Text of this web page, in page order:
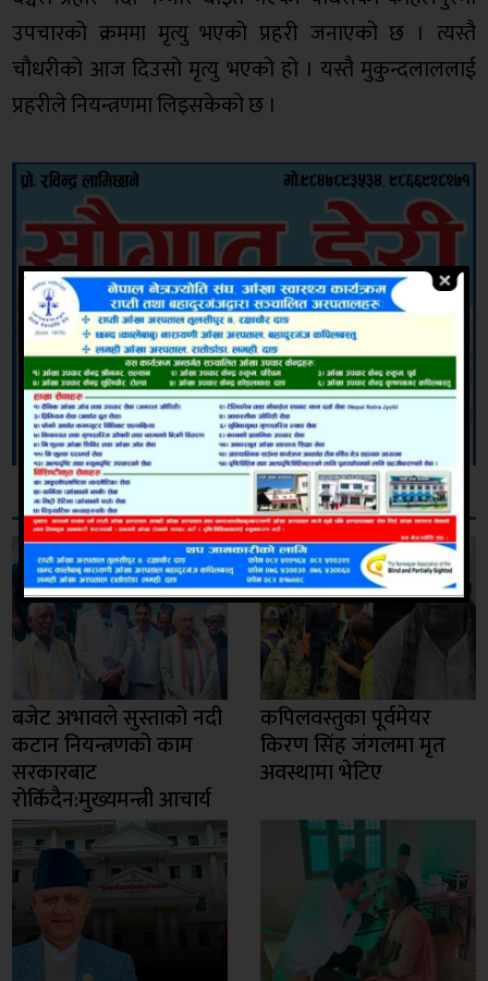
उपचारको क्रममा मृत्यु भएको प्रहरी जनाएको छ । त्यस्तै
चौधरीको आज दिउसो मृत्यु भएको हो । यस्तै मुकुन्दलाललाई
प्रहरीले नियन्त्रणमा लिइसकेको छ ।
सम्बन्धित
बजेट अभावले सुस्ताको नदी
कटान नियन्त्रणको काम
सरकारबाट
रोकिँदैन:मुख्यमन्त्री आचार्य
कपिलवस्तुका पूर्वमेयर
किरण सिंह जंगलमा मृत
अवस्थामा भेटिए